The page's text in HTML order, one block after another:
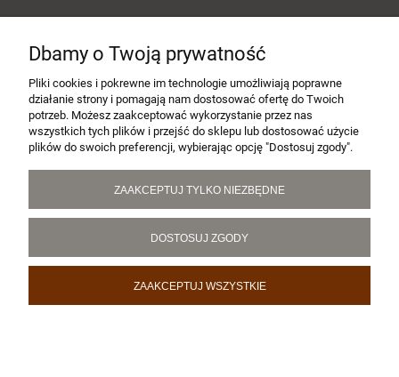
MOJE KONTO
PŁATNOŚCI I DOSTAWA
INFORMACJE
Dbamy o Twoją prywatność
Pliki cookies i pokrewne im technologie umożliwiają poprawne
działanie strony i pomagają nam dostosować ofertę do Twoich
potrzeb. Możesz zaakceptować wykorzystanie przez nas
wszystkich tych plików i przejść do sklepu lub dostosować użycie
plików do swoich preferencji, wybierając opcję "Dostosuj zgody".
ZAAKCEPTUJ TYLKO NIEZBĘDNE
DOSTOSUJ ZGODY
ZAAKCEPTUJ WSZYSTKIE